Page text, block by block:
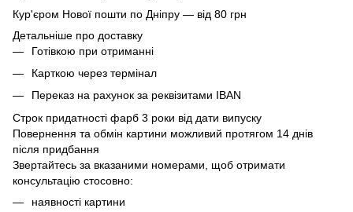
Кур'єром Нової пошти по Дніпру — від 80 грн
Детальніше про доставку
Готівкою при отриманні
Карткою через термінал
Переказ на рахунок за реквізитами IBAN
Строк придатності фарб 3 роки від дати випуску
Повернення та обмін картини можливий протягом 14 днів
після придбання
Звертайтесь за вказаними номерами, щоб отримати
консультацію стосовно:
наявності картини